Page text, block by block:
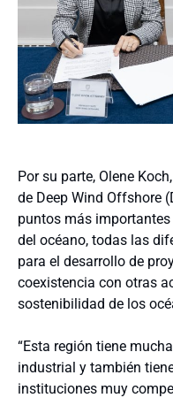
Por su parte, Olene
de Deep Wind Offshore
puntos más
del océano, todas las
para el desarrollo de
coexistencia con otras
sostenibilidad de los
“Esta región tiene
industrial y también
instituciones muy